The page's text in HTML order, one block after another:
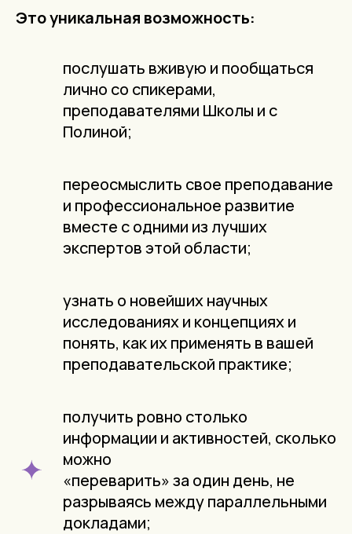
Это уникальная возможность:
послушать вживую и пообщаться
лично со спикерами,
преподавателями Школы и с
Полиной;
переосмыслить свое преподавание
и профессиональное развитие
вместе с одними из лучших
экспертов этой области;
узнать о новейших научных
исследованиях и концепциях и
понять, как их применять в вашей
преподавательской практике;
получить ровно столько
информации и активностей, сколько
можно
«переварить» за один день, не
разрываясь между параллельными
докладами;